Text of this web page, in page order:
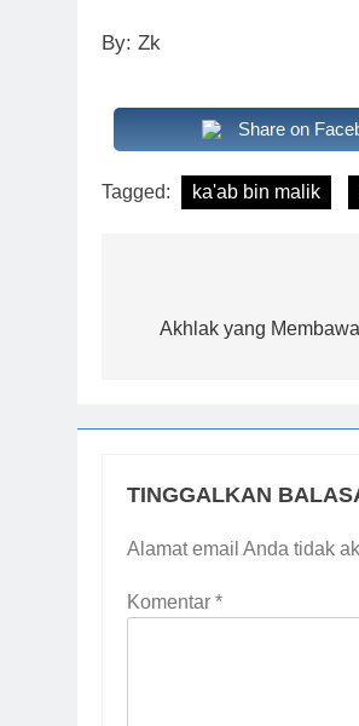
By: Zk
Share on
Tagged: ka'ab bin malik
posAkhlak yang
TINGGALKAN
Alamat email Anda tidak
Komentar *